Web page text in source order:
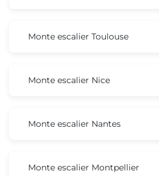
Monte escalier Toulouse
Monte escalier Nice
Monte escalier Nantes
Monte escalier Montpellier